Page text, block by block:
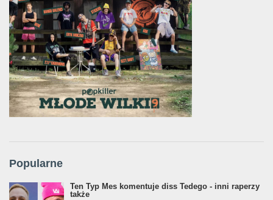
Popularne
Ten Typ Mes komentuje diss Tedego - inni raperzy
także